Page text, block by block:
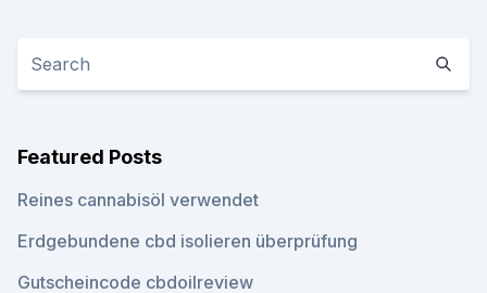
Featured Posts
Reines cannabisöl verwendet
Erdgebundene cbd isolieren überprüfung
Gutscheincode cbdoilreview